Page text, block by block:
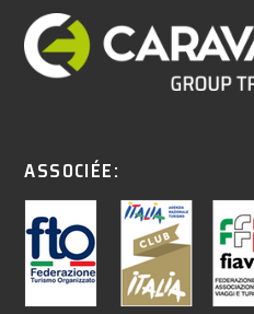
ASSOCIÉE: